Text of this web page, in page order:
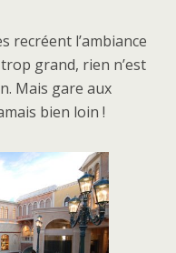
recréent l’ambiance
grand, rien n’est
Mais gare aux
bien loin !